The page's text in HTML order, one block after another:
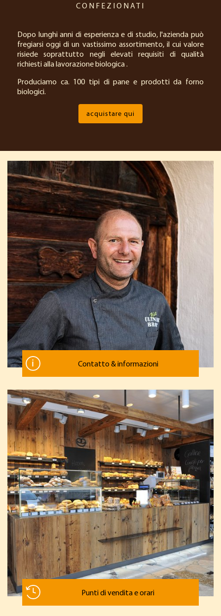
CONFEZIONATI
Dopo lunghi anni di esperienza e di studio, l'azienda può
fregiarsi oggi di un vastissimo assortimento, il cui valore
risiede soprattutto negli elevati requisiti di qualità
richiesti alla lavorazione biologica .
Produciamo ca. 100 tipi di pane e prodotti da forno
biologici.
acquistare qui
Contatto & informazioni
Punti di vendita e orari